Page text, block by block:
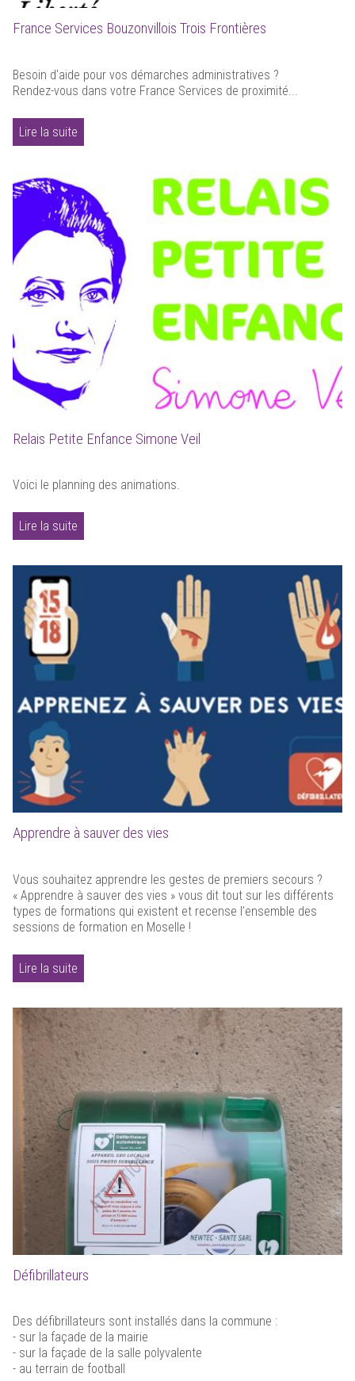
France Services Bouzonvillois Trois Frontières
Besoin d'aide pour vos démarches administratives ?
Rendez-vous dans votre France Services de proximité...
Lire la suite
Relais Petite Enfance Simone Veil
Voici le planning des animations.
Lire la suite
Apprendre à sauver des vies
Vous souhaitez apprendre les gestes de premiers secours ?
« Apprendre à sauver des vies » vous dit tout sur les différents
types de formations qui existent et recense l’ensemble des
sessions de formation en Moselle !
Lire la suite
Défibrillateurs
Des défibrillateurs sont installés dans la commune :
- sur la façade de la mairie
- sur la façade de la salle polyvalente
- au terrain de football